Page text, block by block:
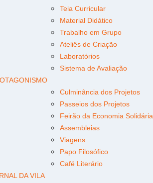
Teia Curricular
Material Didático
Trabalho em Grupo
Ateliês de Criação
Laboratórios
Sistema de Avaliação
Culminância dos Projetos
Passeios dos Projetos
Feirão da Economia Solidária
Assembleias
Viagens
Papo Filosófico
Café Literário
DA VILA